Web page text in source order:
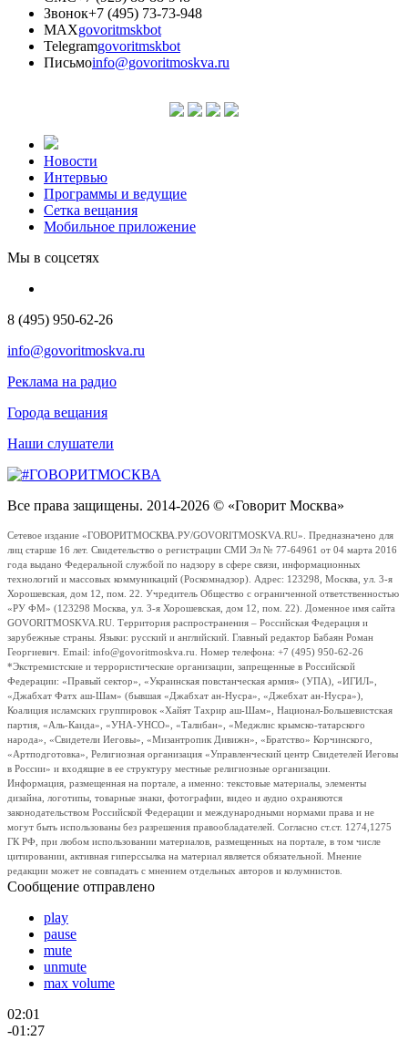
Звонок+7 (495) 73-73-948
MAXgovoritmskbot
Telegramgovoritmskbot
Письмоinfo@govoritmoskva.ru
Новости
Интервью
Программы и ведущие
Сетка вещания
Мобильное приложение
Мы в соцсетях
8 (495) 950-62-26
info@govoritmoskva.ru
Реклама на радио
Города вещания
Наши слушатели
Все права защищены. 2014-2026 © «Говорит Москва»
Сетевое издание «ГОВОРИТМОСКВА.РУ/GOVORITMOSKVA.RU». Предназначено для
лиц старше 16 лет. Свидетельство о регистрации СМИ Эл № 77-64961 от 04 марта 2016
года выдано Федеральной службой по надзору в сфере связи, информационных
технологий и массовых коммуникаций (Роскомнадзор). Адрес: 123298, Москва, ул. 3-я
Хорошевская, дом 12, пом. 22. Учредитель Общество с ограниченной ответственностью
«РУ ФМ» (123298 Москва, ул. 3-я Хорошевская, дом 12, пом. 22). Доменное имя сайта
GOVORITMOSKVA.RU. Территория распространения – Российская Федерация и
зарубежные страны. Языки: русский и английский. Главный редактор Бабаян Роман
Георгиевич. Email: info@govoritmoskva.ru. Номер телефона: +7 (495) 950-62-26
*Экстремистские и террористические организации, запрещенные в Российской
Федерации: «Правый сектор», «Украинская повстанческая армия» (УПА), «ИГИЛ»,
«Джабхат Фатх аш-Шам» (бывшая «Джабхат ан-Нусра», «Джебхат ан-Нусра»),
Коалиция исламских группировок «Хайят Тахрир аш-Шам», Национал-Большевистская
партия, «Аль-Каида», «УНА-УНСО», «Талибан», «Меджлис крымско-татарского
народа», «Свидетели Иеговы», «Мизантропик Дивижн», «Братство» Корчинского,
«Артподготовка», Религиозная организация «Управленческий центр Свидетелей Иеговы
в России» и входящие в ее структуру местные религиозные организации.
Информация, размещенная на портале, а именно: текстовые материалы, элементы
дизайна, логотипы, товарные знаки, фотографии, видео и аудио охраняются
законодательством Российской Федерации и международными нормами права и не
могут быть использованы без разрешения правообладателей. Согласно ст.ст. 1274,1275
ГК РФ, при любом использовании материалов, размещенных на портале, в том числе
цитировании, активная гиперссылка на материал является обязательной. Мнение
редакции может не совпадать с мнением отдельных авторов и колумнистов.
Сообщение отправлено
play
pause
mute
unmute
max volume
02:01
-01:27